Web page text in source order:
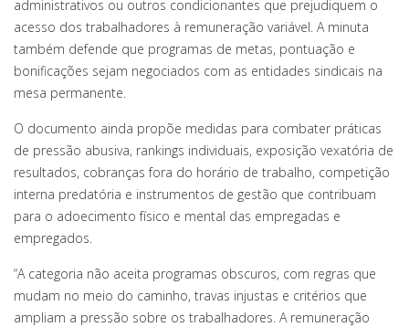
administrativos ou outros condicionantes que prejudiquem o
acesso dos trabalhadores à remuneração variável. A minuta
também defende que programas de metas, pontuação e
bonificações sejam negociados com as entidades sindicais na
mesa permanente.
O documento ainda propõe medidas para combater práticas
de pressão abusiva, rankings individuais, exposição vexatória de
resultados, cobranças fora do horário de trabalho, competição
interna predatória e instrumentos de gestão que contribuam
para o adoecimento físico e mental das empregadas e
empregados.
“A categoria não aceita programas obscuros, com regras que
mudam no meio do caminho, travas injustas e critérios que
ampliam a pressão sobre os trabalhadores. A remuneração